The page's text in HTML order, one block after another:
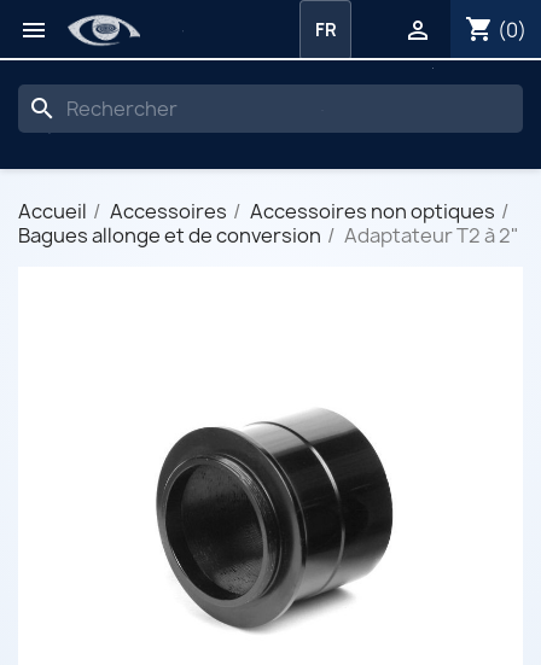
 shopping_cart (0)

FR
search
Accueil Accessoires
Accessoires non optiques
Bagues allonge et de conversion
Adaptateur T2 à 2"